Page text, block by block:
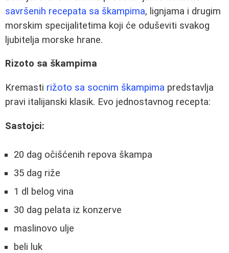
savršenih recepata sa škampima, lignjama i drugim
morskim specijalitetima koji će oduševiti svakog
ljubitelja morske hrane.
Rizoto sa škampima
Kremasti rižoto sa socnim škampima predstavlja
pravi italijanski klasik. Evo jednostavnog recepta:
Sastojci:
20 dag očišćenih repova škampa
35 dag riže
1 dl belog vina
30 dag pelata iz konzerve
maslinovo ulje
beli luk